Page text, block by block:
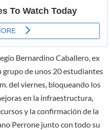
Bernardino Caballero, ex
grupo de unos 20 estudiantes
del viernes, bloqueando los
en la infraestructura,
y la confirmación de la
Perrone junto con todo su